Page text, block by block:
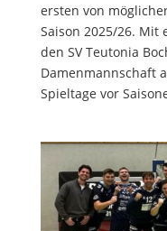
ersten von
Saison 2025/26. Mit
den SV Teutonia
Damenmannschaft
Spieltage vor